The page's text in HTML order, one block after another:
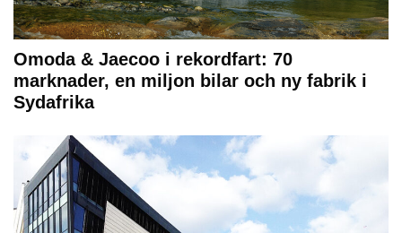
Omoda & Jaecoo i rekordfart: 70
marknader, en miljon bilar och ny fabrik i
Sydafrika